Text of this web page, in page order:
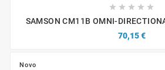
    
SAMSON CM11B OMNI-
70,15 €
Novo